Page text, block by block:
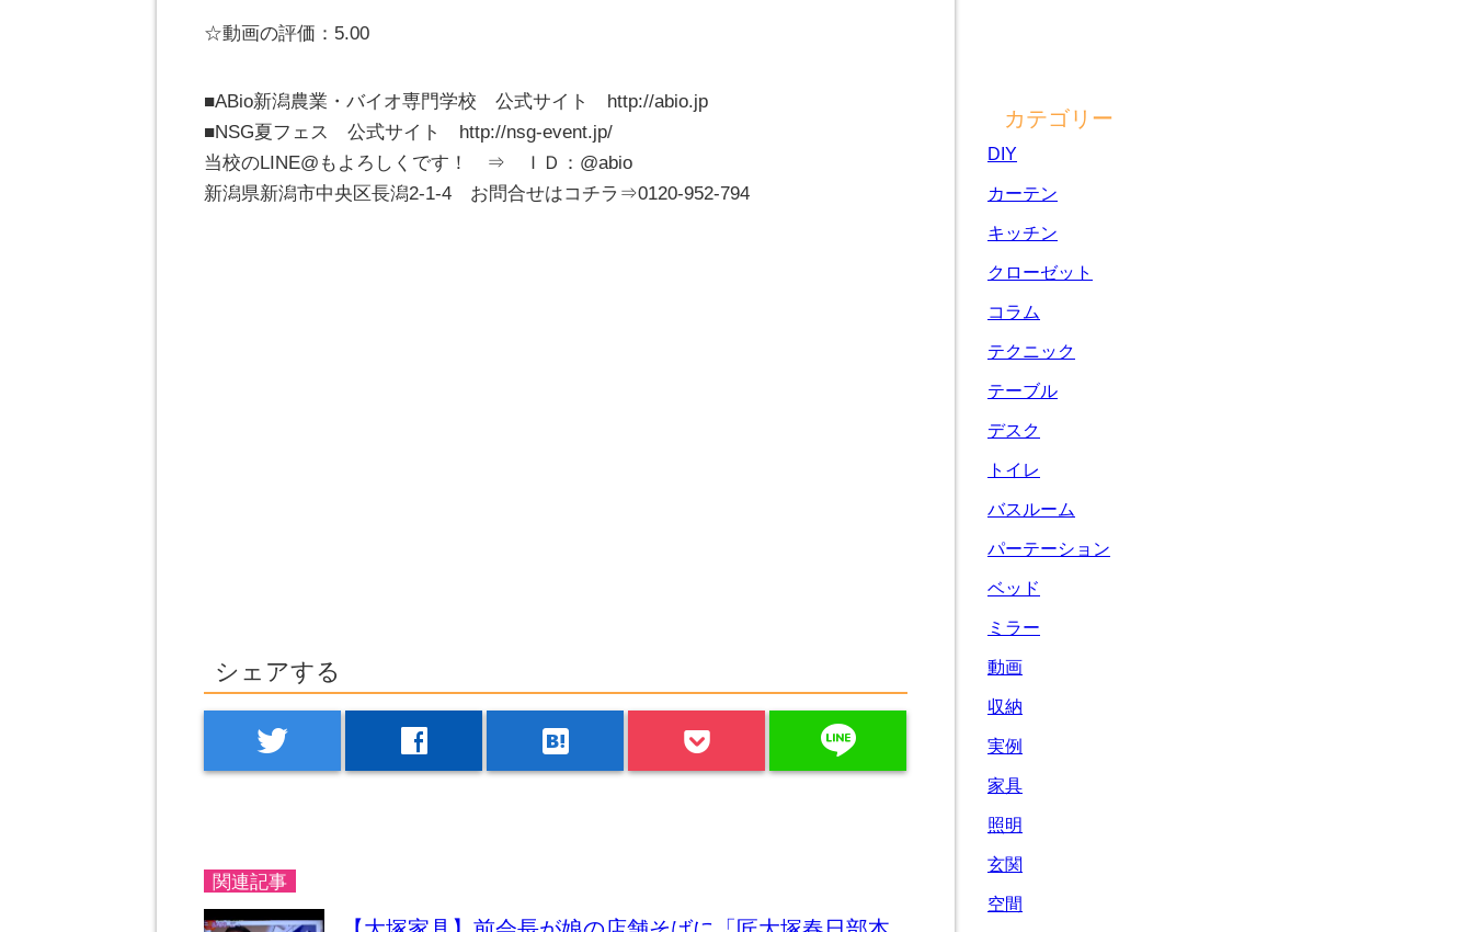
☆動画の評価：5.00
■ABio新潟農業・バイオ専門学校 公式サイト http://abio.jp
■NSG夏フェス 公式サイト http://nsg-event.jp/
当校のLINE@もよろしくです！ ⇒ ＩＤ：@abio
新潟県新潟市中央区長潟2-1-4 お問合せはコチラ⇒0120-952-794
シェアする
twitter facebook hatenabookmark line
関連記事
カテゴリー
DIY
カーテン
キッチン
クローゼット
コラム
テクニック
テーブル
デスク
トイレ
バスルーム
パーテーション
ベッド
ミラー
動画
収納
実例
家具
照明
玄関
空間